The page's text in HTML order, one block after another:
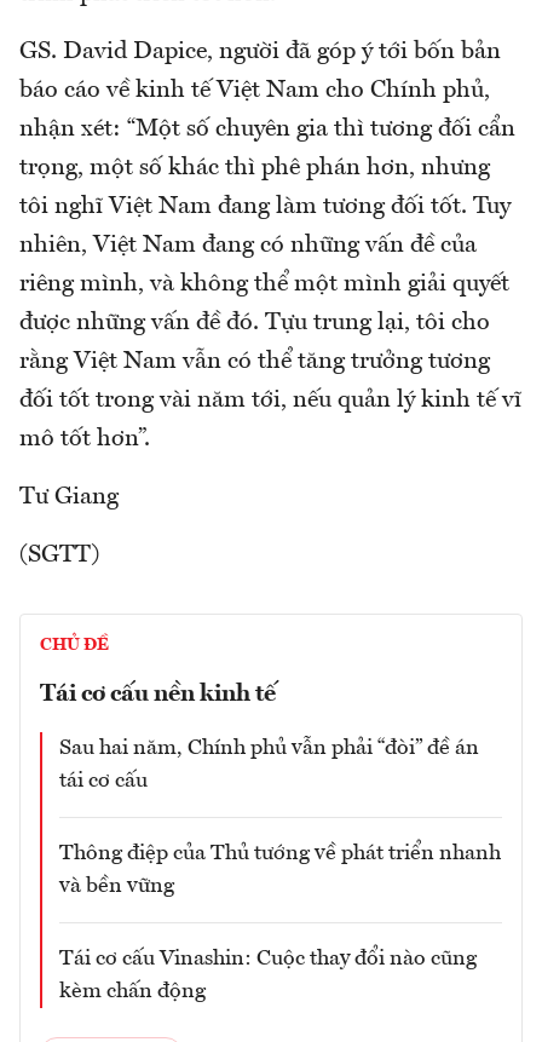
GS. David Dapice, người đã góp ý tới bốn bản
báo cáo về kinh tế Việt Nam cho Chính phủ,
nhận xét: “Một số chuyên gia thì tương đối cẩn
trọng, một số khác thì phê phán hơn, nhưng
tôi nghĩ Việt Nam đang làm tương đối tốt. Tuy
nhiên, Việt Nam đang có những vấn đề của
riêng mình, và không thể một mình giải quyết
được những vấn đề đó. Tựu trung lại, tôi cho
rằng Việt Nam vẫn có thể tăng trưởng tương
đối tốt trong vài năm tới, nếu quản lý kinh tế vĩ
mô tốt hơn”.
Tư Giang
(SGTT)
CHỦ ĐỀ
Tái cơ cấu nền kinh tế
Sau hai năm, Chính phủ vẫn phải “đòi” đề án
tái cơ cấu
Thông điệp của Thủ tướng về phát triển nhanh
và bền vững
Tái cơ cấu Vinashin: Cuộc thay đổi nào cũng
kèm chấn động